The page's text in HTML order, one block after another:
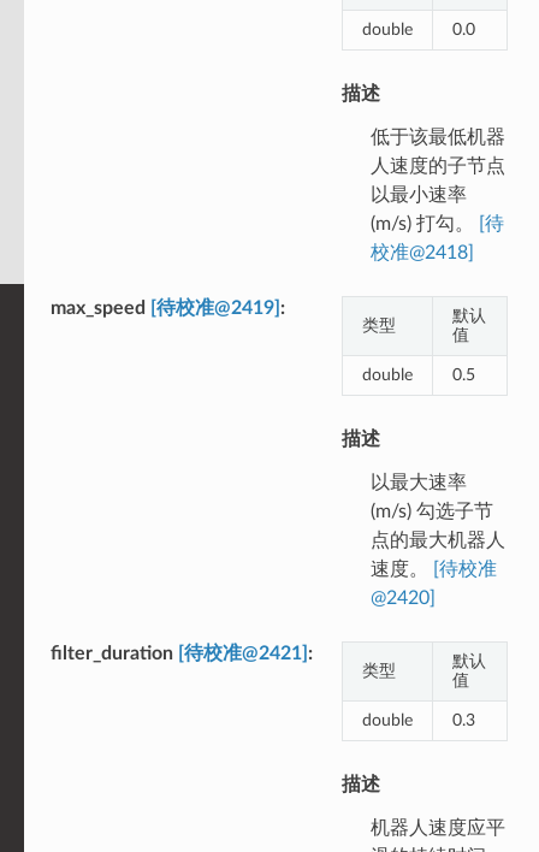
double 0.0
描述
低于该最低机器
人速度的子节点
以最小速率
(m/s) 打勾。
[待
校准@2418]
max_speed [待校准@2419]
类型
默认
值
double 0.5
描述
以最大速率
(m/s) 勾选子节
点的最大机器人
速度。
[待校准
@2420]
filter_duration [待校准@2421]
类型
默认
值
double 0.3
描述
机器人速度应平